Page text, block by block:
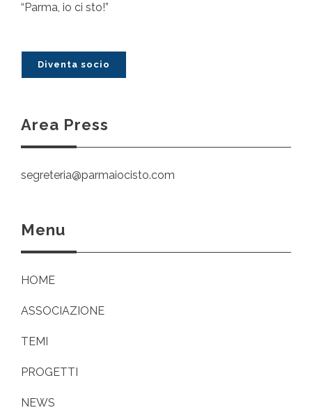
“Parma, io ci sto!”
Diventa socio
Area Press
segreteria@parmaiocisto.com
Menu
HOME
ASSOCIAZIONE
TEMI
PROGETTI
NEWS